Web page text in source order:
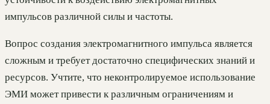
импульсов различной силы и частоты.
Вопрос создания электромагнитного импульса является
сложным и требует достаточно специфических знаний и
ресурсов. Учтите, что неконтролируемое использование
ЭМИ может привести к различным ограничениям и